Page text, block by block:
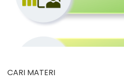
CARI MATERI